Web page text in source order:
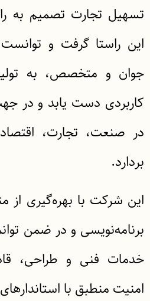
تسهیل تجارت تصمیم به
این راستا گرفت و
جوان و متخصص، به
کاربردی دست یابد و در
در صنعت، تجارت،
بردارد.
این شرکت با بهره‌گیری
برنامه‌نویسی و در ضمن
خدمات فنی و طراحی،
امنیت منطبق با